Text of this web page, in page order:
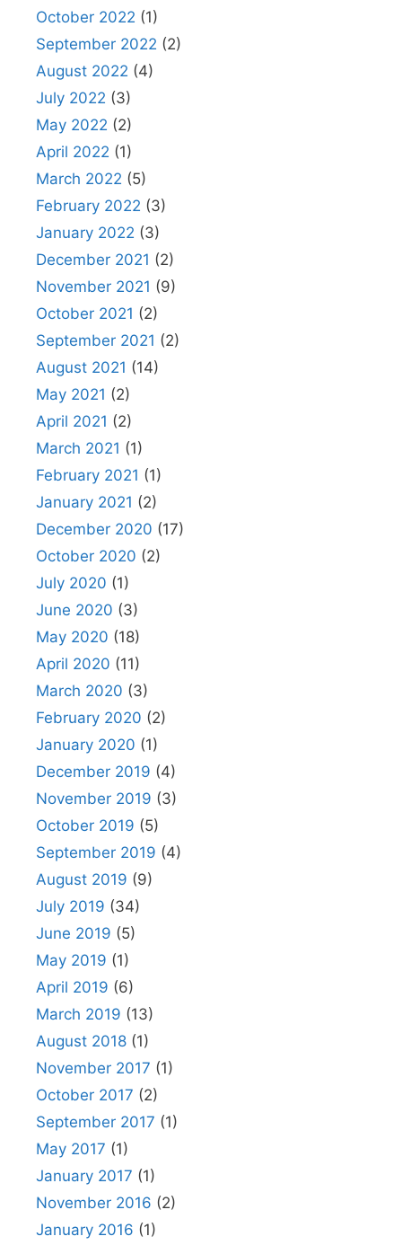
October 2022 (1)
September 2022 (2)
August 2022 (4)
July 2022 (3)
May 2022 (2)
April 2022 (1)
March 2022 (5)
February 2022 (3)
January 2022 (3)
December 2021 (2)
November 2021 (9)
October 2021 (2)
September 2021 (2)
August 2021 (14)
May 2021 (2)
April 2021 (2)
March 2021 (1)
February 2021 (1)
January 2021 (2)
December 2020 (17)
October 2020 (2)
July 2020 (1)
June 2020 (3)
May 2020 (18)
April 2020 (11)
March 2020 (3)
February 2020 (2)
January 2020 (1)
December 2019 (4)
November 2019 (3)
October 2019 (5)
September 2019 (4)
August 2019 (9)
July 2019 (34)
June 2019 (5)
May 2019 (1)
April 2019 (6)
March 2019 (13)
August 2018 (1)
November 2017 (1)
October 2017 (2)
September 2017 (1)
May 2017 (1)
January 2017 (1)
November 2016 (2)
January 2016 (1)